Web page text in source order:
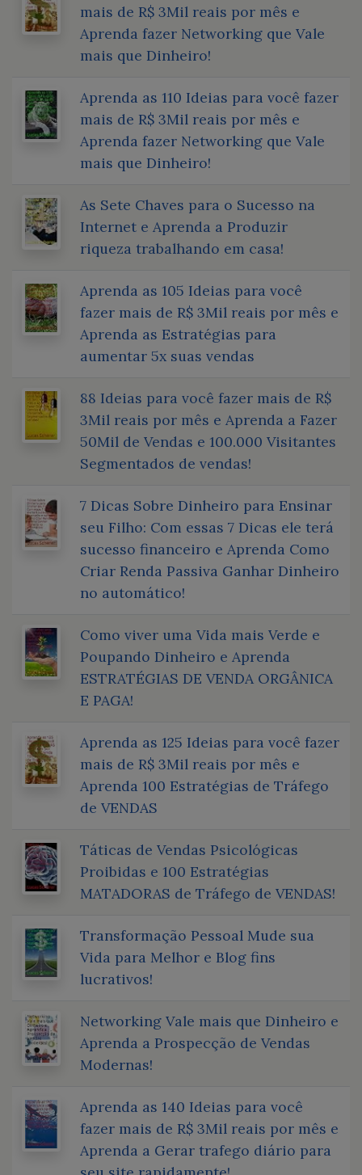
mais de R$ 3Mil reais por mês e
Aprenda fazer Networking que Vale
mais que Dinheiro!
Aprenda as 110 Ideias para você fazer
mais de R$ 3Mil reais por mês e
Aprenda fazer Networking que Vale
mais que Dinheiro!
As Sete Chaves para o Sucesso na
Internet e Aprenda a Produzir
riqueza trabalhando em casa!
Aprenda as 105 Ideias para você
fazer mais de R$ 3Mil reais por mês e
Aprenda as Estratégias para
aumentar 5x suas vendas
88 Ideias para você fazer mais de R$
3Mil reais por mês e Aprenda a Fazer
50Mil de Vendas e 100.000 Visitantes
Segmentados de vendas!
7 Dicas Sobre Dinheiro para Ensinar
seu Filho: Com essas 7 Dicas ele terá
sucesso financeiro e Aprenda Como
Criar Renda Passiva Ganhar Dinheiro
no automático!
Como viver uma Vida mais Verde e
Poupando Dinheiro e Aprenda
ESTRATÉGIAS DE VENDA ORGÂNICA
E PAGA!
Aprenda as 125 Ideias para você fazer
mais de R$ 3Mil reais por mês e
Aprenda 100 Estratégias de Tráfego
de VENDAS
Táticas de Vendas Psicológicas
Proibidas e 100 Estratégias
MATADORAS de Tráfego de VENDAS!
Transformação Pessoal Mude sua
Vida para Melhor e Blog fins
lucrativos!
Networking Vale mais que Dinheiro e
Aprenda a Prospecção de Vendas
Modernas!
Aprenda as 140 Ideias para você
fazer mais de R$ 3Mil reais por mês e
Aprenda a Gerar trafego diário para